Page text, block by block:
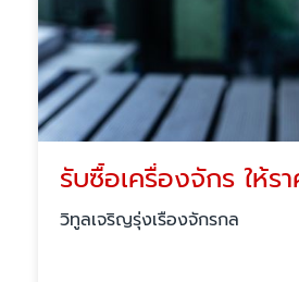
รับซื้อเครื่องจักร ให้ร
วิทูลเจริญรุ่งเรืองจักรกล